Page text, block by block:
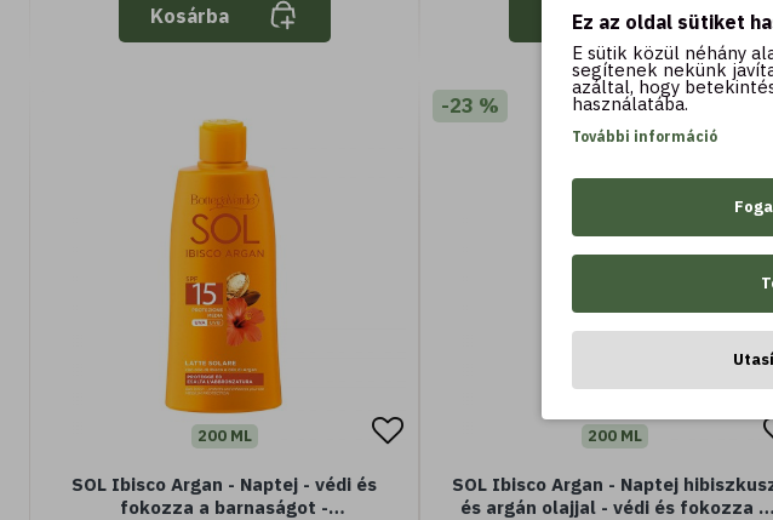
Kosárba Kosárba
200 ML
SOL Ibisco Argan - Naptej - védi és
fokozza a barnaságot -
-23 %
200 ML
SOL Ibisco Argan - Naptej
és argán olajjal - védi és fokozza a
Ez az oldal sütiket
E sütik közül néhány
segítenek nekünk
azáltal, hogy
használatába.
További információ